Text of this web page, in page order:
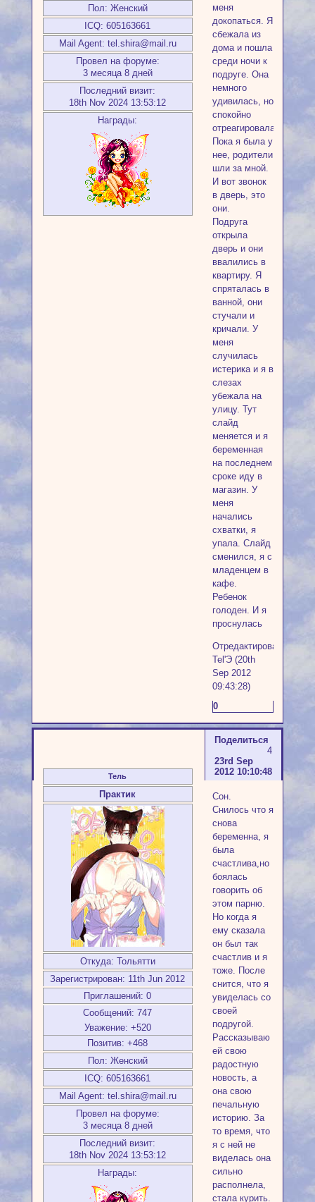
Пол: Женский
ICQ: 605163661
Mail Agent: tel.shira@mail.ru
Провел на форуме:
3 месяца 8 дней
Последний визит:
18th Nov 2024 13:53:12
Награды:
меня
докопаться. Я
сбежала из
дома и пошла
среди ночи к
подруге. Она
немного
удивилась, но
спокойно
отреагировала.
Пока я была у
нее, родители
шли за мной.
И вот звонок
в дверь, это
они.
Подруга
открыла
дверь и они
ввалились в
квартиру. Я
спряталась в
ванной, они
стучали и
кричали. У
меня
случилась
истерика и я в
слезах
убежала на
улицу. Тут
слайд
меняется и я
беременная
на последнем
сроке иду в
магазин. У
меня
начались
схватки, я
упала. Слайд
сменился, я с
младенцем в
кафе.
Ребенок
голоден. И я
проснулась
Отредактировано
Tel'Э (20th
Sep 2012
09:43:28)
0
Поделиться
4
23rd Sep
2012 10:10:48
Тель
Практик
Откуда: Тольятти
Зарегистрирован: 11th Jun 2012
Приглашений: 0
Сообщений: 747
Уважение: +520
Позитив: +468
Пол: Женский
ICQ: 605163661
Mail Agent: tel.shira@mail.ru
Провел на форуме:
3 месяца 8 дней
Последний визит:
18th Nov 2024 13:53:12
Награды:
Сон.
Снилось что я
снова
беременна, я
была
счастлива,но
боялась
говорить об
этом парню.
Но когда я
ему сказала
он был так
счастлив и я
тоже. После
снится, что я
увиделась со
своей
подругой.
Рассказываю
ей свою
радостную
новость, а
она свою
печальную
историю. За
то время, что
я с ней не
виделась она
сильно
располнела,
стала курить.